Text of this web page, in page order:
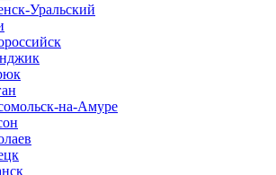
Уральский
на-Амуре